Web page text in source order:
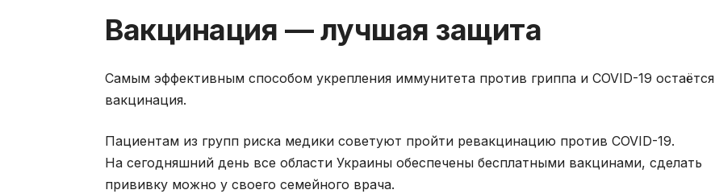
Вакцинация — лучшая защита
Самым эффективным способом укрепления иммунитета против гриппа и COVID-19 остаётся
вакцинация.
Пациентам из групп риска медики советуют пройти ревакцинацию против COVID-19.
На сегодняшний день все области Украины обеспечены бесплатными вакцинами, сделать
прививку можно у своего семейного врача.